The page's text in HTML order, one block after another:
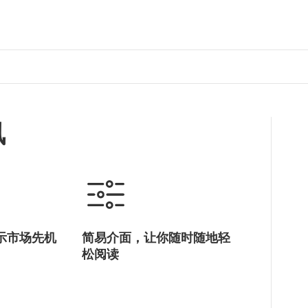
市场先机
简易介面，让你随时随地轻
松阅读